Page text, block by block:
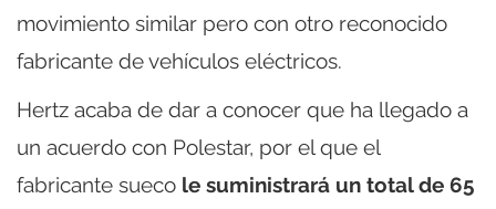
movimiento similar pero con otro reconocido
fabricante de vehículos eléctricos.
Hertz acaba de dar a conocer que ha llegado a
un acuerdo con Polestar, por el que el
fabricante sueco le suministrará un total de 65